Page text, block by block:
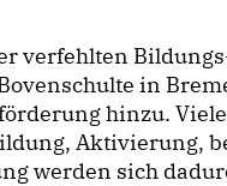
verfehlten
in
hinzu.
Aktivierung,
werden sich